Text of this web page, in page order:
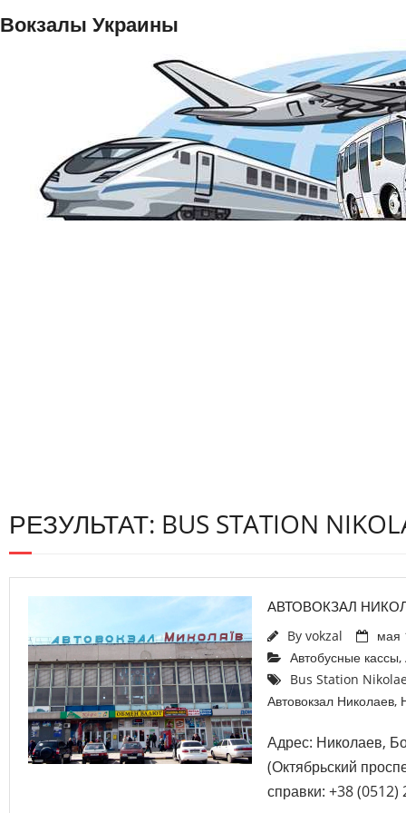
Вокзалы Украины
РЕЗУЛЬТАТ: BUS STATION
АВТОВОКЗАЛ
By vokzal
мая
Автобусные кассы,
Bus Station
Автовокзал Николаев,
Адрес: Николаев,
(Октябрьский
справки: +38 (0512)